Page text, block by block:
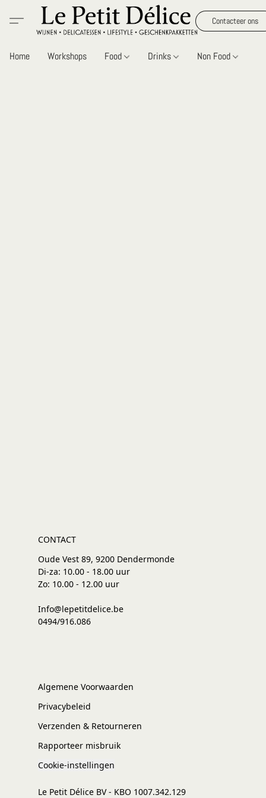
Contacteer ons
Home Workshops Food Drinks Non Food
CONTACT
Oude Vest 89, 9200 Dendermonde
Di-za: 10.00 - 18.00 uur
Zo: 10.00 - 12.00 uur
Info@lepetitdelice.be
0494/916.086
Algemene Voorwaarden
Privacybeleid
Verzenden & Retourneren
Rapporteer misbruik
Cookie-instellingen
Le Petit Délice BV - KBO 1007.342.129